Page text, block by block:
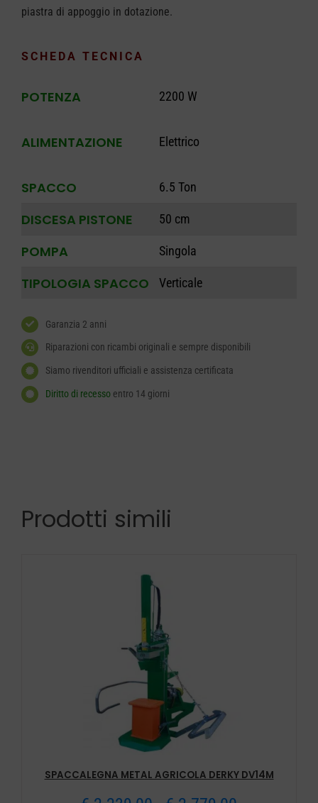
quantità
piastra di appoggio in dotazione.
SCHEDA TECNICA
POTENZA 2200 W
ALIMENTAZIONE Elettrico
SPACCO 6.5 Ton
DISCESA PISTONE 50 cm
POMPA Singola
TIPOLOGIA SPACCO Verticale
Garanzia 2 anni
Riparazioni con ricambi originali e sempre disponibili
Siamo rivenditori ufficiali e assistenza certificata
Diritto di recessoentro 14 giorni
Prodotti simili
SPACCALEGNA METAL AGRICOLA DERKY DV14M